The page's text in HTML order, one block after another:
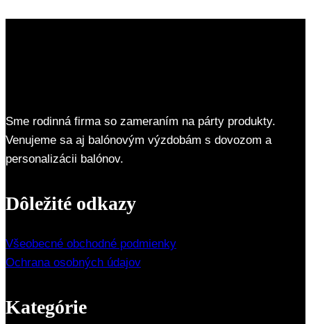
Sme rodinná firma so zameraním na párty produkty.
Venujeme sa aj balónovým výzdobám s dovozom a
personalizácii balónov.
Dôležité odkazy
Všeobecné obchodné podmienky
Ochrana osobných údajov
Kategórie